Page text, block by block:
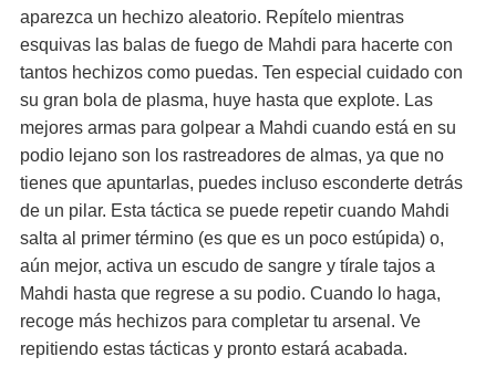
aparezca un hechizo aleatorio. Repítelo mientras
esquivas las balas de fuego de Mahdi para hacerte con
tantos hechizos como puedas. Ten especial cuidado con
su gran bola de plasma, huye hasta que explote. Las
mejores armas para golpear a Mahdi cuando está en su
podio lejano son los rastreadores de almas, ya que no
tienes que apuntarlas, puedes incluso esconderte detrás
de un pilar. Esta táctica se puede repetir cuando Mahdi
salta al primer término (es que es un poco estúpida) o,
aún mejor, activa un escudo de sangre y tírale tajos a
Mahdi hasta que regrese a su podio. Cuando lo haga,
recoge más hechizos para completar tu arsenal. Ve
repitiendo estas tácticas y pronto estará acabada.